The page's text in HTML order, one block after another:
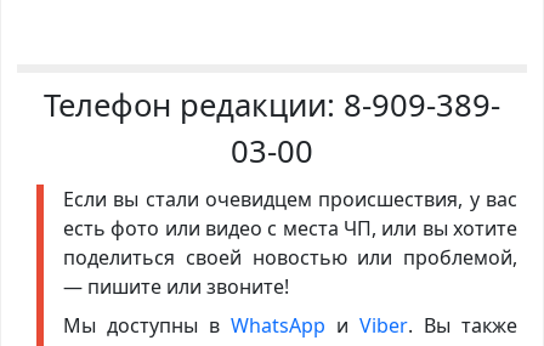
Телефон редакции: 8-909-389-
03-00
Если вы стали очевидцем происшествия, у вас
есть фото или видео с места ЧП, или вы хотите
поделиться своей новостью или проблемой,
— пишите или звоните!
Мы доступны в WhatsApp иViber. Вы также